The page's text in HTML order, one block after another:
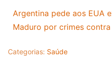
Argentina pede aos EUA
Maduro por crimes
Categorias: Saúde